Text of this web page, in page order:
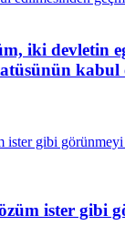
iki devletin
kabul
ister gibi